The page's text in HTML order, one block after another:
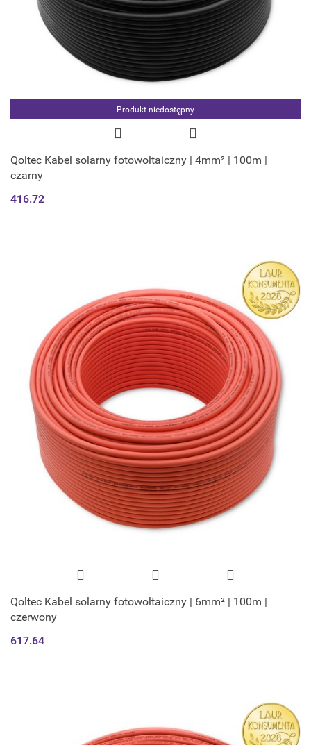
Produkt niedostępny
Qoltec Kabel solarny fotowoltaiczny | 4mm² | 100m |
czarny
416.72
Qoltec Kabel solarny fotowoltaiczny | 6mm² | 100m |
czerwony
617.64